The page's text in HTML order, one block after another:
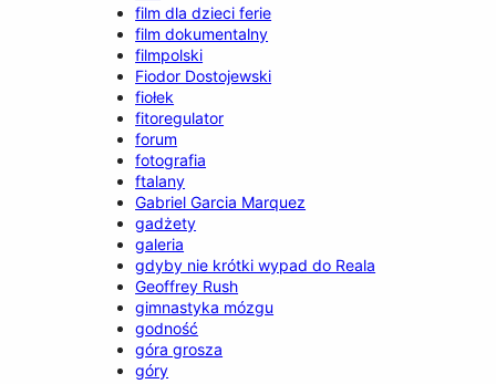
film dla dzieci ferie
film dokumentalny
filmpolski
Fiodor Dostojewski
fiołek
fitoregulator
forum
fotografia
ftalany
Gabriel Garcia Marquez
gadżety
galeria
gdyby nie krótki wypad do Reala
Geoffrey Rush
gimnastyka mózgu
godność
góra grosza
góry